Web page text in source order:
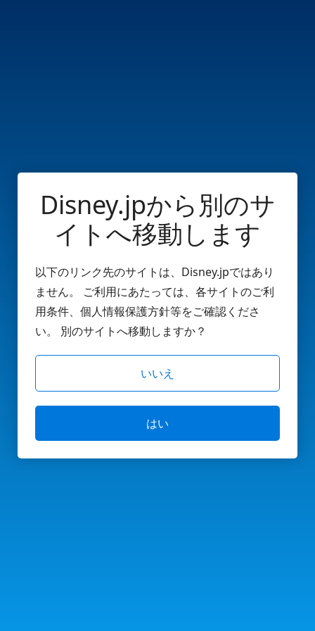
Disney.jpから別のサ
イトへ移動します
以下のリンク先のサイトは、Disney.jpではあり
ません。 ご利用にあたっては、各サイトのご利
用条件、個人情報保護方針等をご確認くださ
い。 別のサイトへ移動しますか？
いいえ
はい